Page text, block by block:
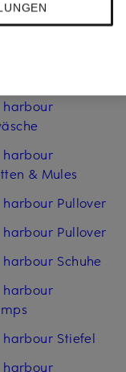
Mäntel
& Mules
Pullover
Pullover
Schuhe
Stiefel